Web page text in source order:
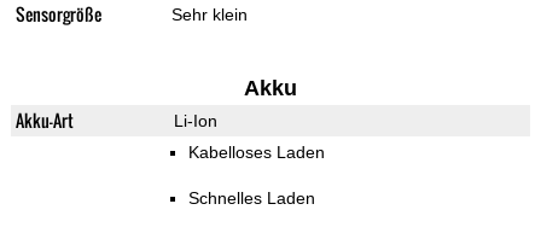
Sensorgröße Sehr klein
Akku
Akku-Art Li-Ion
Kabelloses Laden
Schnelles Laden